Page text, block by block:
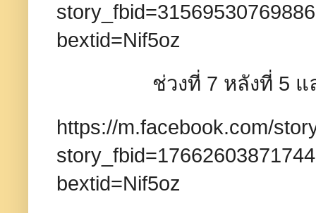
bextid=Nif5oz
ช่วงที่ 7 หลังที่ 5 และ
https://m.facebook.com/
bextid=Nif5oz